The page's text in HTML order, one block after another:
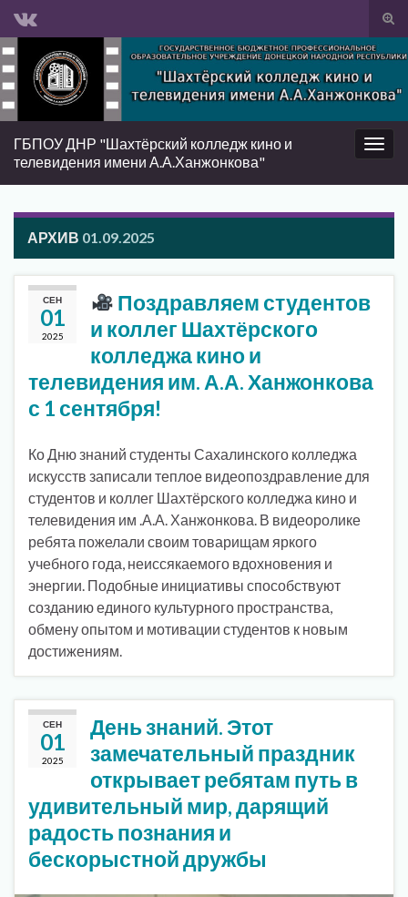
Вкл/
Search for:
Вкл/
ГБПОУ ДНР "Шахтёрский колледж кино и
телевидения имени А.А.Ханжонкова"
АРХИВ 01.09.2025
СЕН
01
2025
Поздравляем студентов
и коллег Шахтёрского
колледжа кино и
телевидения им. А.А. Ханжонкова
с 1 сентября!
Ко Дню знаний студенты Сахалинского колледжа
искусств записали теплое видеопоздравление для
студентов и коллег Шахтёрского колледжа кино и
телевидения им .А.А. Ханжонкова. В видеоролике
ребята пожелали своим товарищам яркого
учебного года, неиссякаемого вдохновения и
энергии. Подобные инициативы способствуют
созданию единого культурного пространства,
обмену опытом и мотивации студентов к новым
достижениям.
СЕН
01
2025
День знаний. Этот
замечательный праздник
открывает ребятам путь в
удивительный мир, дарящий
радость познания и
бескорыстной дружбы